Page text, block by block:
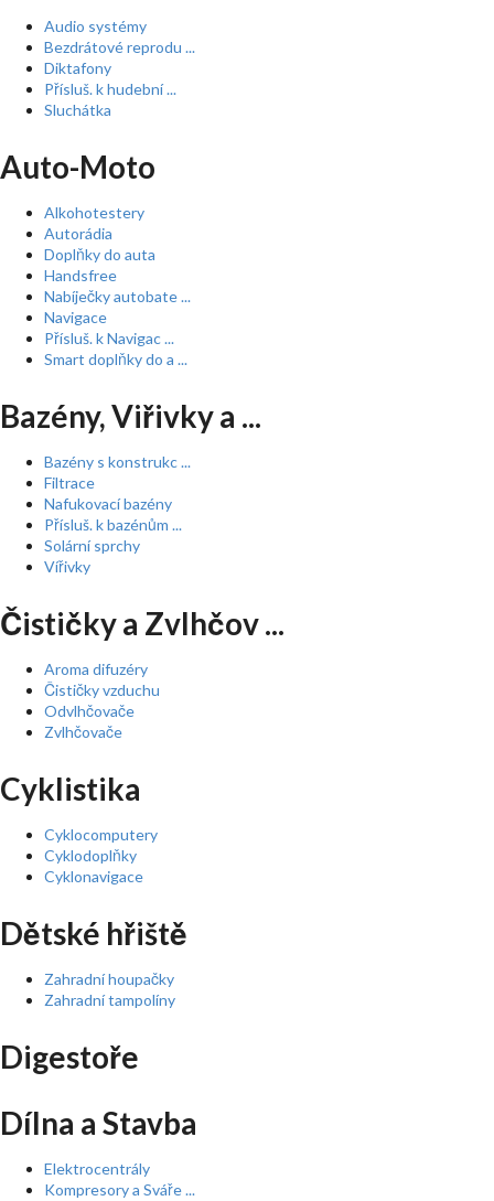
Audio systémy
Bezdrátové reprodu ...
Diktafony
Přísluš. k hudební ...
Sluchátka
Auto-Moto
Alkohotestery
Autorádia
Doplňky do auta
Handsfree
Nabíječky autobate ...
Navigace
Přísluš. k Navigac ...
Smart doplňky do a ...
Bazény, Viřivky a ...
Bazény s konstrukc ...
Filtrace
Nafukovací bazény
Přísluš. k bazénům ...
Solární sprchy
Vířivky
Čističky a Zvlhčov ...
Aroma difuzéry
Čističky vzduchu
Odvlhčovače
Zvlhčovače
Cyklistika
Cyklocomputery
Cyklodoplňky
Cyklonavigace
Dětské hřiště
Zahradní houpačky
Zahradní tampolíny
Digestoře
Dílna a Stavba
Elektrocentrály
Kompresory a Sváře ...